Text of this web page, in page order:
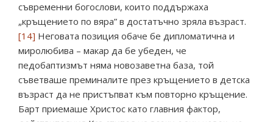
съвременни богослови, които поддържаха
„кръщението по вяра” в достатъчно зряла възраст.
[14] Неговата позиция обаче бе дипломатична и
миролюбива – макар да бе убеден, че
педобаптизмът няма новозаветна база, той
съветваше преминалите през кръщението в детска
възраст да не пристъпват към повторно кръщение.
Барт приемаше Христос като главния фактор,